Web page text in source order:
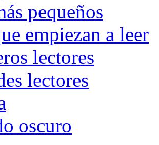
pequeños
empiezan a leer
lectores
lectores
oscuro